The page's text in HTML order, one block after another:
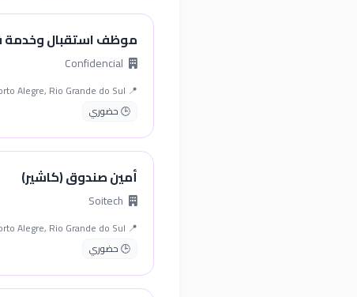
موظف استقبال
📍 Porto Alegre, Rio Grande do Sul
🕒 حضوري
أمين صندوق (كاشير)
📍 Porto Alegre, Rio Grande do Sul
🕒 حضوري